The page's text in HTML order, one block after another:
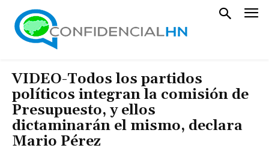
VIDEO-Todos los partidos
políticos integran la comisión de
Presupuesto, y ellos
dictaminarán el mismo, declara
Mario Pérez